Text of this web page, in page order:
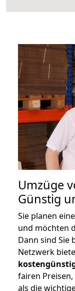
Umzüge
Günstig
Sie planen
und möchten
Dann sind Sie
Netzwerk
fairen
als die